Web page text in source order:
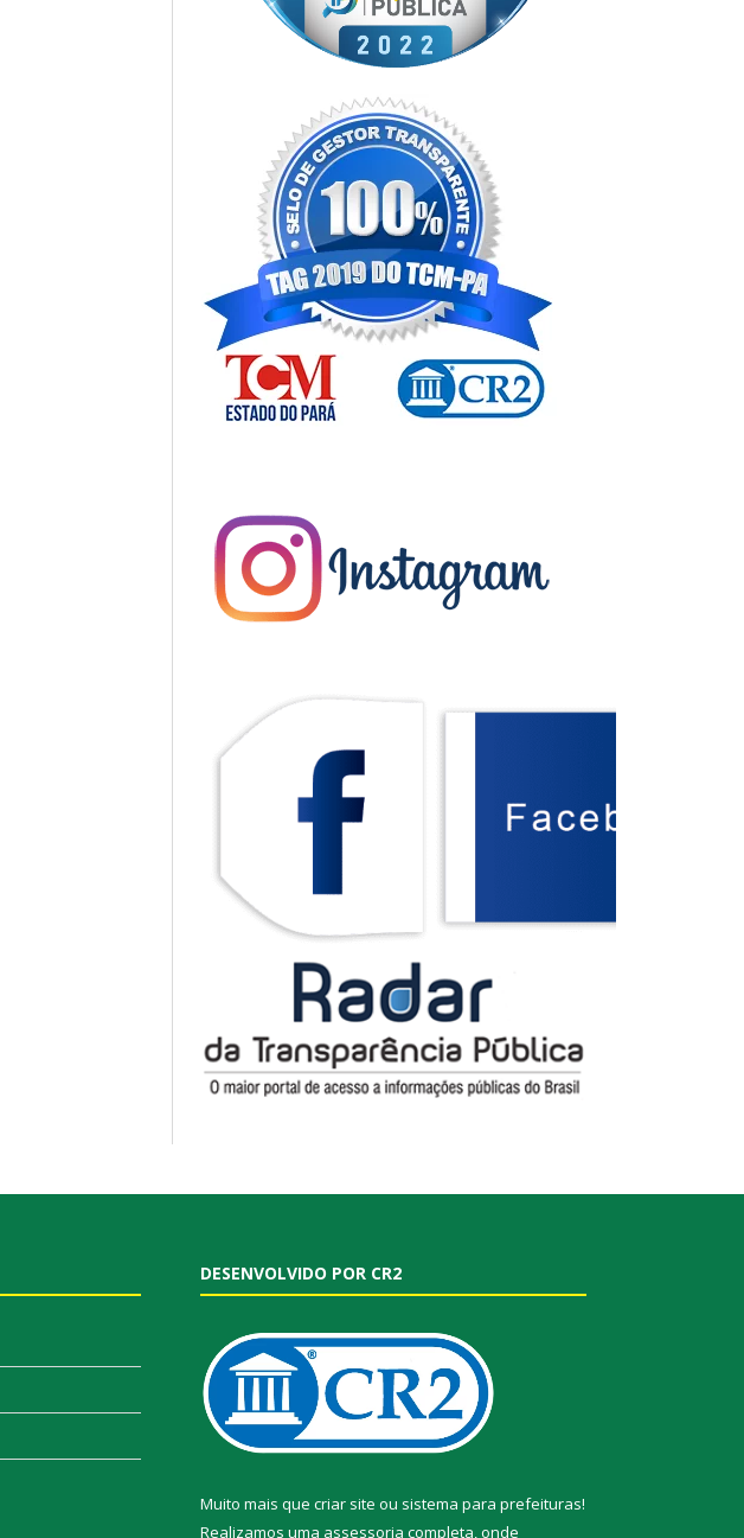
DESENVOLVIDO POR CR2
Muito mais que criar site ou sistema para prefeituras!
Realizamos uma assessoria completa, onde